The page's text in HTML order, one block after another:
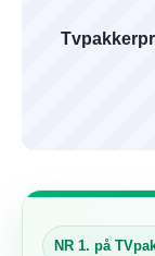
NR 1. på